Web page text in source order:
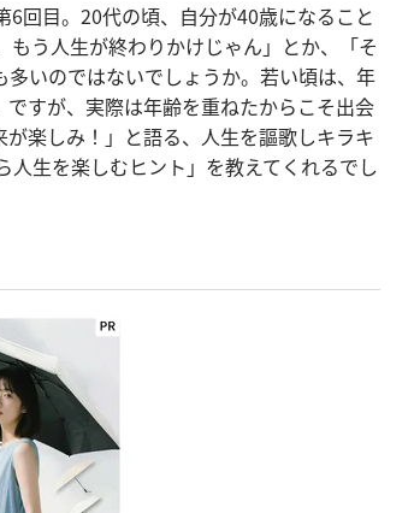
回目。20代の頃、自分が40歳になること
う人生が終わりかけじゃん」とか、「そ
いのではないでしょうか。若い頃は、年
すが、実際は年齢を重ねたからこそ出会
楽しみ！」と語る、人生を謳歌しキラキ
生を楽しむヒント」を教えてくれるでし